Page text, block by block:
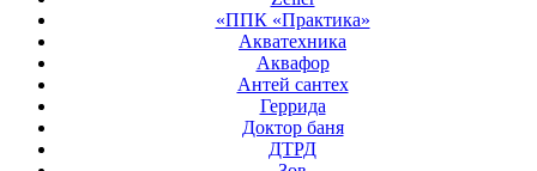
«ППК «Практика»
Акватехника
Аквафор
Антей сантех
Геррида
Доктор баня
ДТРД